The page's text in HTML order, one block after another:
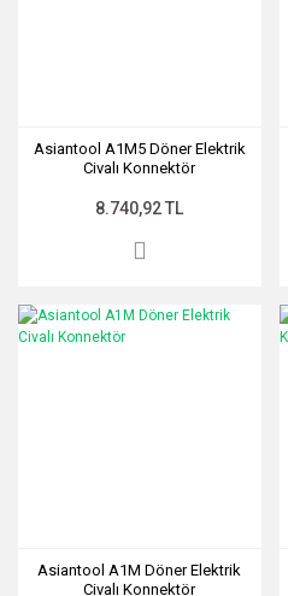
Asiantool A1M5 Döner Elektrik
Civalı Konnektör
8.740,92 TL
Asiantool A1M Döner Elektrik
Civalı Konnektör